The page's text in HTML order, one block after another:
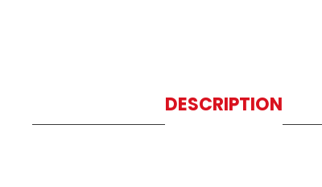
DESCRIPTION